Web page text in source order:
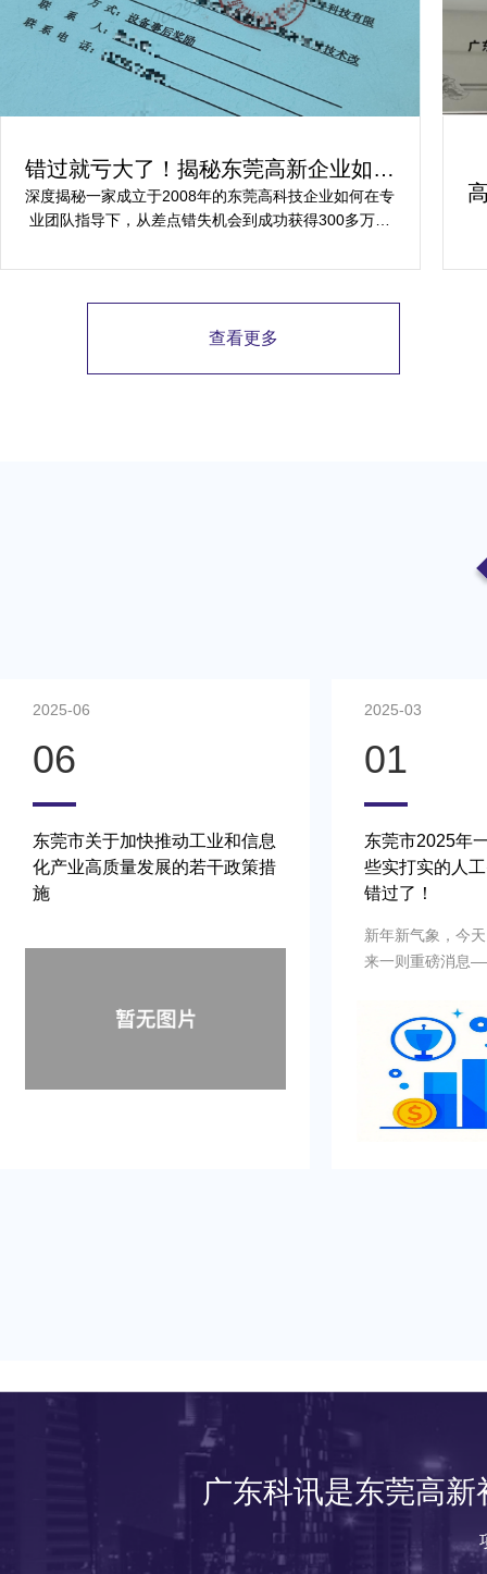
错过就亏大了！揭秘东莞高新企业如何
轻松拿下省级技术改造项目300万补贴
深度揭秘一家成立于2008年的东莞高科技企业如何在专
业团队指导下，从差点错失机会到成功获得300多万元
查看更多
2025-06
06
东莞市关于加快推动工业和信息
化产业高质量发展的若干政策措
施
2025-03
01
东莞市2025年
些实打实的人
错过了！
新年新气象，今
来一则重磅消息
莞未来的发展指
无数机遇与利好
业乃至整个城市
下来，就让我们
号文”的核心内容
广东科讯是东莞高